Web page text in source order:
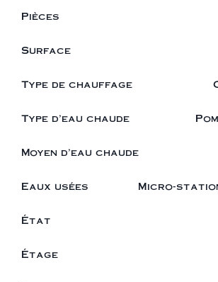
Pièces
Surface
Type de chauffage
Type d'eau chaude
Moyen d'eau chaude
Eaux usées Micro-
État
Étage